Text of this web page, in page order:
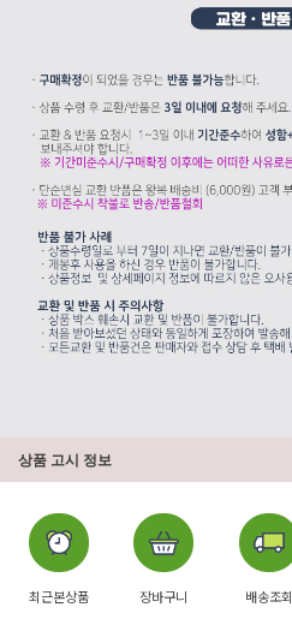
상품 고시 정보
최근본상품 장바구니 배송조회